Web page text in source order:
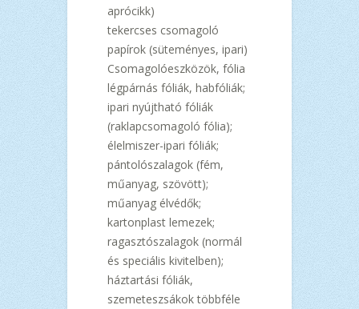
aprócikk)
tekercses csomagoló
papírok (süteményes, ipari)
Csomagolóeszközök, fólia
légpárnás fóliák, habfóliák;
ipari nyújtható fóliák
(raklapcsomagoló fólia);
élelmiszer-ipari fóliák;
pántolószalagok (fém,
műanyag, szövött);
műanyag élvédők;
kartonplast lemezek;
ragasztószalagok (normál
és speciális kivitelben);
háztartási fóliák,
szemeteszsákok többféle